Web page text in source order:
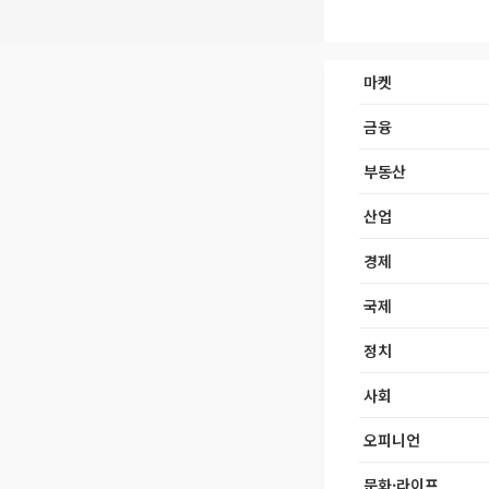
마켓
금융
부동산
산업
경제
국제
정치
사회
오피니언
문화·라이프